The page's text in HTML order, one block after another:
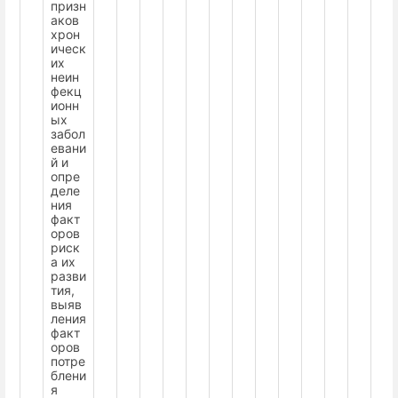
призн
аков
хрон
ическ
их
неин
фекц
ионн
ых
забол
евани
й и
опре
деле
ния
факт
оров
риск
а их
разви
тия,
выяв
ления
факт
оров
потре
блени
я